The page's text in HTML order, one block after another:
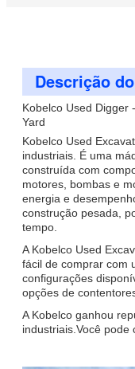
Descrição
Kobelco Used Digger
Yard
Kobelco Used
industriais. É uma
construída com
motores, bombas e
energia e
construção pesada,
tempo.
A Kobelco Used
fácil de comprar com
configurações
opções de
A Kobelco ganhou
industriais.Você pode